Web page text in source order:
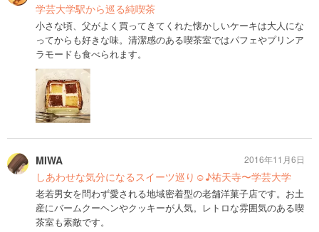
学芸大学駅から巡る純喫茶
小さな頃、父がよく買ってきてくれた懐かしいケーキは大人にな
ってからも好きな味。清潔感のある喫茶室ではパフェやプリンア
ラモードも食べられます。
MIWA
しあわせな気分になるスイーツ巡り☺︎♪祐天寺〜学芸大学
老若男女を問わず愛される地域密着型の老舗洋菓子店です。お土
産にバームクーヘンやクッキーが人気。レトロな雰囲気のある喫
茶室も素敵です。
2016年11月6日